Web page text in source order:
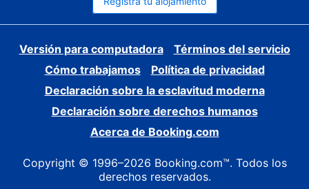
Versión para computadora
Términos del servicio
Cómo trabajamos
Política de privacidad
Declaración sobre la esclavitud moderna
Declaración sobre derechos humanos
Acerca de Booking.com
Copyright © 1996–2026 Booking.com™. Todos los
derechos reservados.